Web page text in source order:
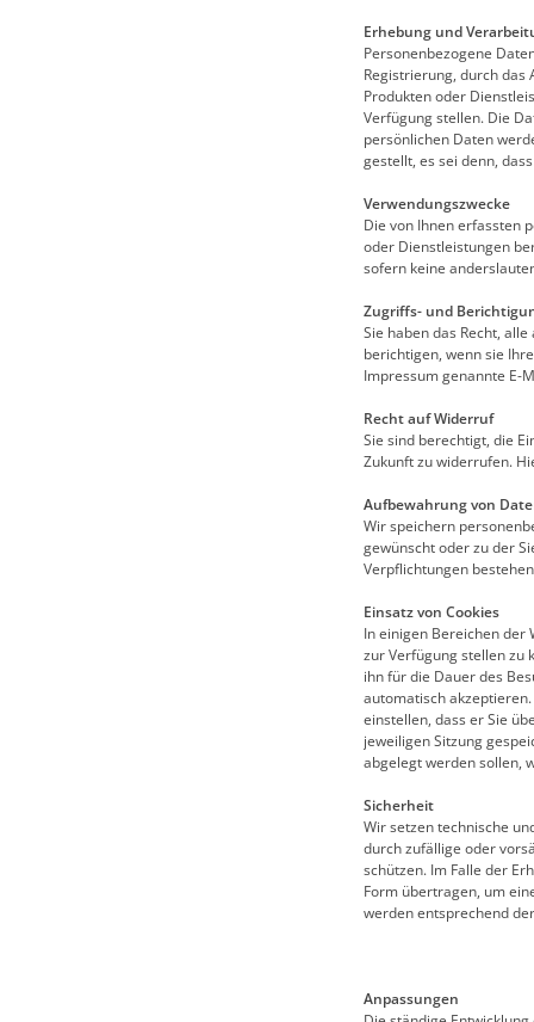
Erhebung und
Personenbezogene
Registrierung, durch das
Produkten oder
Verfügung stellen. Die
persönlichen Daten
gestellt, es sei denn,
Verwendungszwecke
Die von Ihnen erfassten
oder Dienstleistungen
sofern keine
Zugriffs- und
Sie haben das Recht,
berichtigen, wenn sie
Impressum genannte E-
Recht auf Widerruf
Sie sind berechtigt, die
Zukunft zu widerrufen.
Aufbewahrung von
Wir speichern
gewünscht oder zu der
Verpflichtungen
Einsatz von Cookies
In einigen Bereichen der
zur Verfügung stellen zu
ihn für die Dauer des
automatisch
einstellen, dass er Sie
jeweiligen Sitzung
abgelegt werden sollen,
Sicherheit
Wir setzen technische
durch zufällige oder
schützen. Im Falle der
Form übertragen, um
werden entsprechend
Anpassungen